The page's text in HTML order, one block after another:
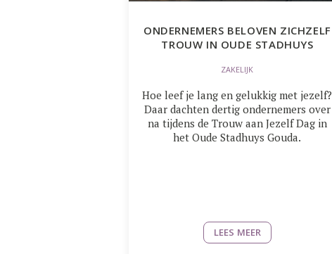
ONDERNEMERS BELOVEN ZICHZELF
TROUW IN OUDE STADHUYS
ZAKELIJK
Hoe leef je lang en gelukkig met jezelf?
Daar dachten dertig ondernemers over
na tijdens de Trouw aan Jezelf Dag in
het Oude Stadhuys Gouda.
LEES MEER